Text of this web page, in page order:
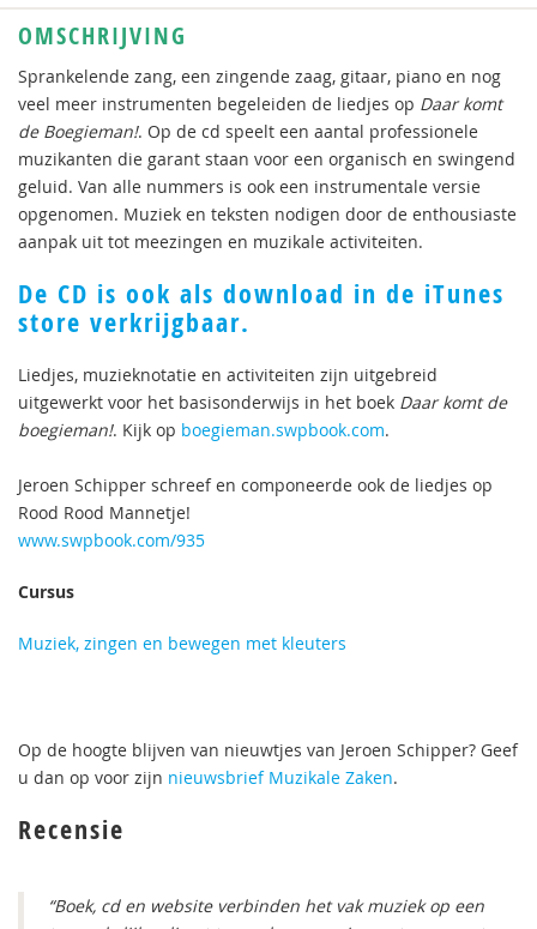
OMSCHRIJVING
Sprankelende zang, een zingende zaag, gitaar, piano en nog
veel meer instrumenten begeleiden de liedjes op Daar komt
de Boegieman!. Op de cd speelt een aantal professionele
muzikanten die garant staan voor een organisch en swingend
geluid. Van alle nummers is ook een instrumentale versie
opgenomen. Muziek en teksten nodigen door de enthousiaste
aanpak uit tot meezingen en muzikale activiteiten.
De CD is ook als download in de iTunes
store verkrijgbaar.
Liedjes, muzieknotatie en activiteiten zijn uitgebreid
uitgewerkt voor het basisonderwijs in het boek Daar komt de
boegieman!. Kijk op boegieman.swpbook.com.
Jeroen Schipper schreef en componeerde ook de liedjes op
Rood Rood Mannetje!
www.swpbook.com/935
Cursus
Muziek, zingen en bewegen met kleuters
Op de hoogte blijven van nieuwtjes van Jeroen Schipper? Geef
u dan op voor zijn nieuwsbrief Muzikale Zaken.
Recensie
“Boek, cd en website verbinden het vak muziek op een